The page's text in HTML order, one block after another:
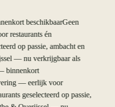
beschikbaarGeen
restaurants én
op passie, ambacht en
— nu verkrijgbaar als
binnenkort
— eerlijk voor
geselecteerd op passie,